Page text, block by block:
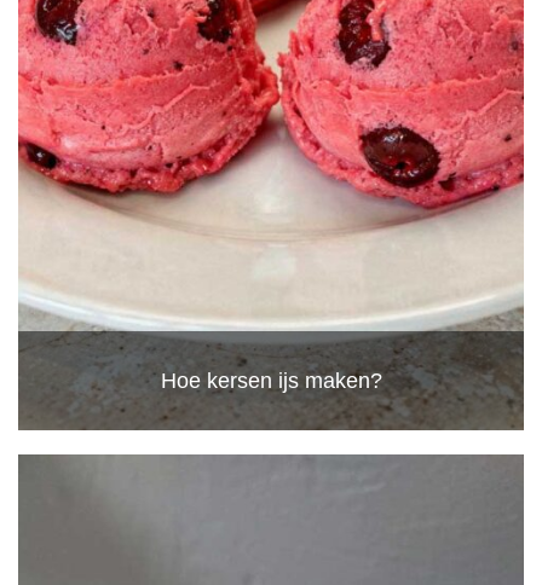
Hoe kersen ijs maken?